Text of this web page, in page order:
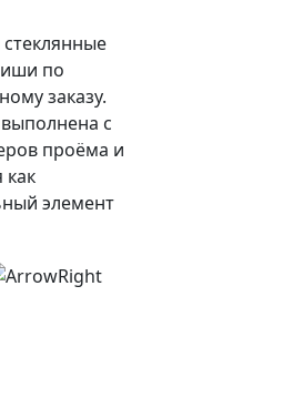
по
заказу.
с
проёма и
как
элемент